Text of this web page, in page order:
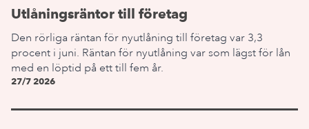
Utlåningsräntor till företag
Den rörliga räntan för nyutlåning till företag var 3,3
procent i juni. Räntan för nyutlåning var som lägst för lån
med en löptid på ett till fem år.
27/7 2026